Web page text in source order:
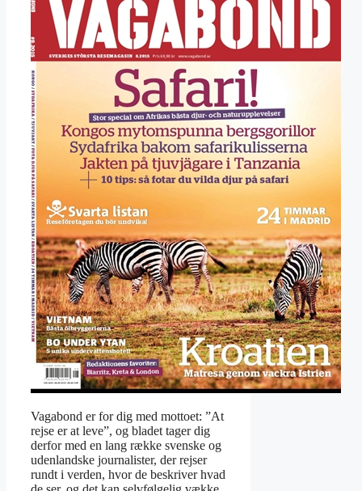
Vagabond er for dig med mottoet: ”At
rejse er at leve”, og bladet tager dig
derfor med en lang række svenske og
udenlandske journalister, der rejser
rundt i verden, hvor de beskriver hvad